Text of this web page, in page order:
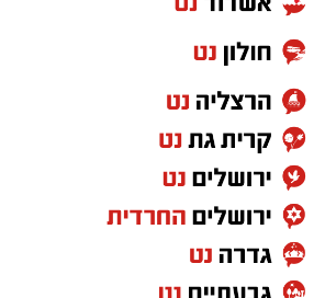
מזמינה את הציבור להצטרף לעונה
עשירה ומרגשת שמביאה איתה
נשכחים על הבמה".
בהיכל התרבות יבנה מדגישים כי
בעיצומה, וממליצים להקדים
שמציבה רף חדש של תרבות בעיר.
ורכישת מנויים בקופות ההיכל בטלפון 08-
יש לכם מידע חשוב שטרם נחשף?
על "חשיבה חיובית", אלא במסע
שמעניק כלים מעשיים להתמודדות
כאב, אובדן, פחדים ואתגרי החיים
אפשר לבנות חיים מלאי משמעות,
לאחר הרגעים הקשים ביותר.
בין ההרצאות שהוצגו בסדרה
"מהבור בניתי ארמון
היכולת לקום ממשברים, להפוך